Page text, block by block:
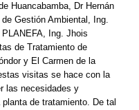
Huancabamba, Dr Hernán
Gestión Ambiental, Ing.
Ing. Jhois
de Tratamiento de
y El Carmen de la
visitas se hace con la
las necesidades y
de tratamiento. De tal